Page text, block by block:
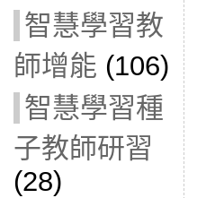
智慧學習教
師增能 (106)
智慧學習種
子教師研習
(28)